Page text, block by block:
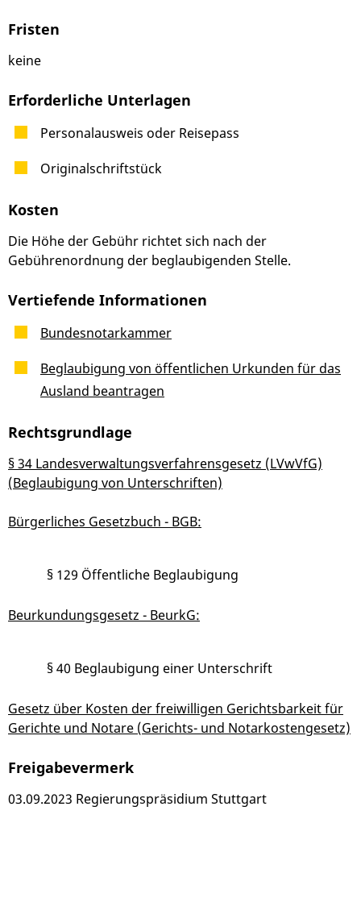
Fristen
keine
Erforderliche Unterlagen
Personalausweis oder Reisepass
Originalschriftstück
Kosten
Die Höhe der Gebühr richtet sich nach der
Gebührenordnung der beglaubigenden Stelle.
Vertiefende Informationen
Bundesnotarkammer
Beglaubigung von öffentlichen Urkunden für das
Ausland beantragen
Rechtsgrundlage
§ 34 Landesverwaltungsverfahrensgesetz (LVwVfG)
(Beglaubigung von Unterschriften)
Bürgerliches Gesetzbuch - BGB:
§ 129 Öffentliche Beglaubigung
Beurkundungsgesetz - BeurkG:
§ 40 Beglaubigung einer Unterschrift
Gesetz über Kosten der freiwilligen Gerichtsbarkeit für
Gerichte und Notare (Gerichts- und Notarkostengesetz)
Freigabevermerk
03.09.2023 Regierungspräsidium Stuttgart